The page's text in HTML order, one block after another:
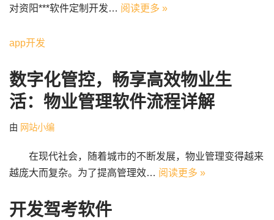
对资阳***软件定制开发… 阅读更多 »
app开发
数字化管控，畅享高效物业生
活：物业管理软件流程详解
由 网站小编
在现代社会，随着城市的不断发展，物业管理变得越来
越庞大而复杂。为了提高管理效… 阅读更多 »
开发驾考软件